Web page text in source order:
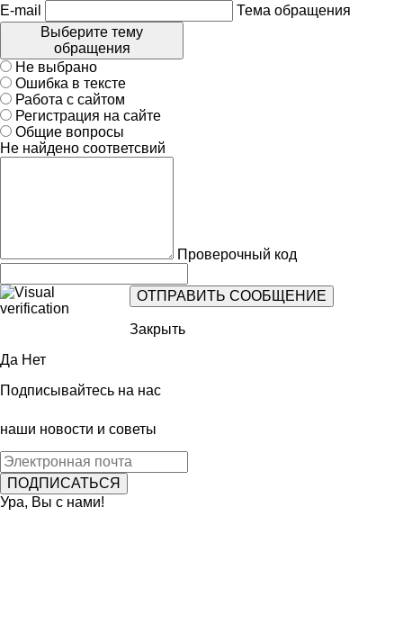
E-mail
Тема обращения
Выберите тему
обращения
Не выбрано
Ошибка в тексте
Работа с сайтом
Регистрация на сайте
Общие вопросы
Не найдено соответсвий
Проверочный код
Закрыть
Да Нет
Подписывайтесь на нас
наши новости и советы
Ура, Вы с нами!